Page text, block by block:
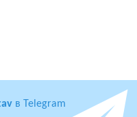
в Telegram